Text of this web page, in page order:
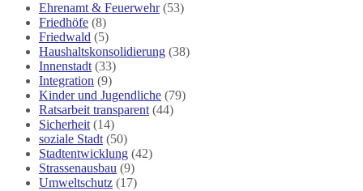
Ehrenamt & Feuerwehr(53)
Friedhöfe (8)
Friedwald (5)
Haushaltskonsolidierung (38)
Innenstadt (33)
Integration (9)
Kinder und Jugendliche (79)
Ratsarbeit transparent (44)
Sicherheit (14)
soziale Stadt (50)
Stadtentwicklung (42)
Strassenausbau (9)
Umweltschutz (17)